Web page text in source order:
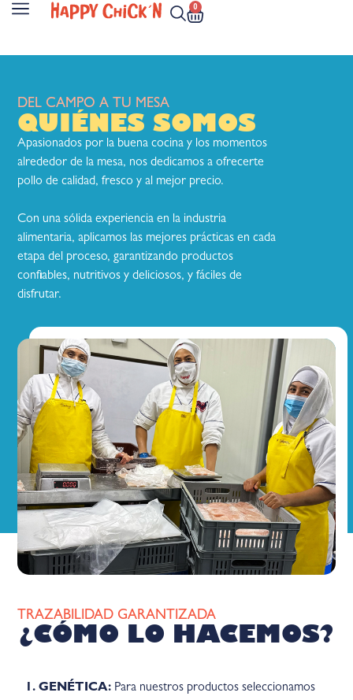
0
DEL CAMPO A TU MESA
QUIÉNES SOMOS
Apasionados por la buena cocina y los momentos
alrededor de la mesa, nos dedicamos a ofrecerte
pollo de calidad, fresco y al mejor precio.
Con una sólida experiencia en la industria
alimentaria, aplicamos las mejores prácticas en cada
etapa del proceso, garantizando productos
confiables, nutritivos y deliciosos, y fáciles de
disfrutar.
TRAZABILIDAD GARANTIZADA
¿CÓMO LO HACEMOS?
1. GENÉTICA: Para nuestros productos seleccionamos